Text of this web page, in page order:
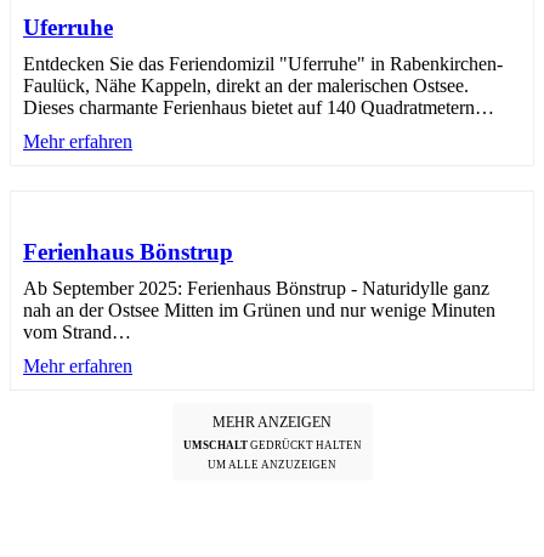
Uferruhe
Entdecken Sie das Feriendomizil "Uferruhe" in Rabenkirchen-
Faulück, Nähe Kappeln, direkt an der malerischen Ostsee.
Dieses charmante Ferienhaus bietet auf 140 Quadratmetern…
Mehr erfahren
Ferienhaus Bönstrup
Ab September 2025: Ferienhaus Bönstrup - Naturidylle ganz
nah an der Ostsee Mitten im Grünen und nur wenige Minuten
vom Strand…
Mehr erfahren
MEHR ANZEIGEN
UMSCHALT GEDRÜCKT HALTEN
UM ALLE ANZUZEIGEN